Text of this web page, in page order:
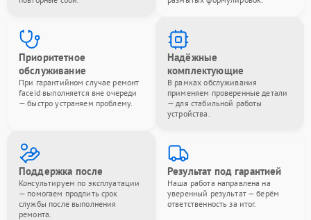
Приоритетное
обслуживание
При гарантийном случае ремонт
faceid выполняется вне очереди
— быстро устраняем проблему.
Надёжные
комплектующие
В рамках обслуживания
применяем проверенные детали
— для стабильной работы
устройства.
Поддержка после
Консультируем по эксплуатации
— помогаем продлить срок
службы после выполнения
ремонта.
Результат под гарантией
Наша работа направлена на
уверенный результат — берём
ответственность за итог.